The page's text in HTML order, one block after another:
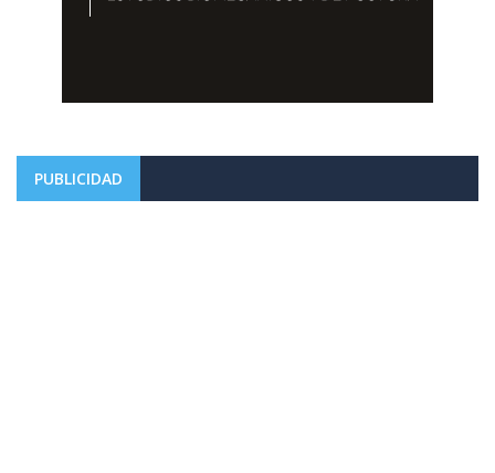
PUBLICIDAD